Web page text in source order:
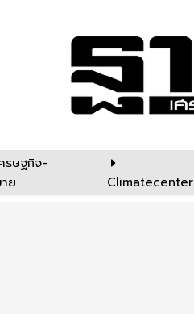
รษฐกิจ-
ย
Climatecenter